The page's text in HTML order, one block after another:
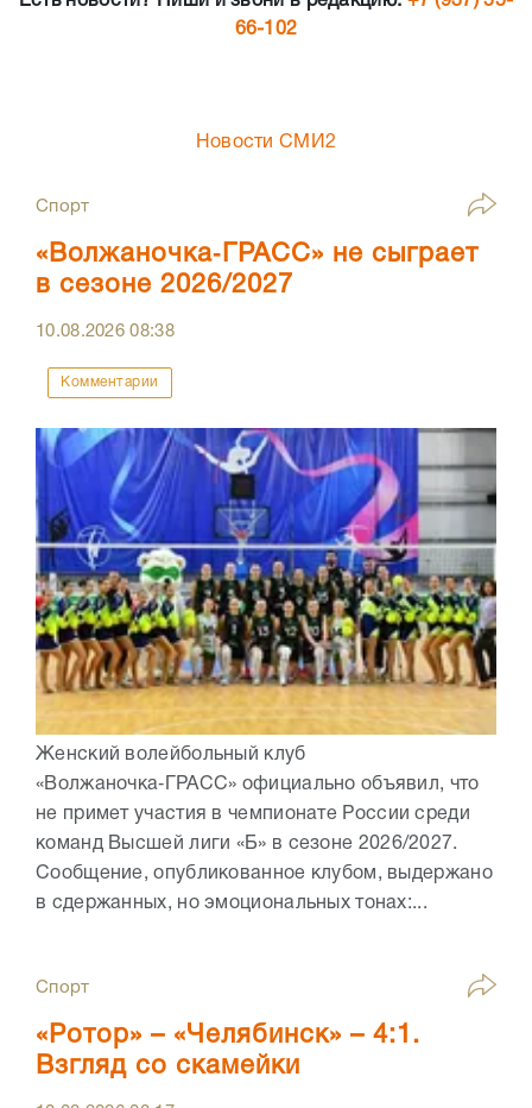
66-102
Новости СМИ2
Спорт
«Волжаночка‑ГРАСС» не сыграет
в сезоне 2026/2027
10.08.202608:38
Комментарии
Женский волейбольный клуб
«Волжаночка‑ГРАСС» официально объявил, что
не примет участия в чемпионате России среди
команд Высшей лиги «Б» в сезоне 2026/2027.
Сообщение, опубликованное клубом, выдержано
в сдержанных, но эмоциональных тонах:...
Спорт
«Ротор» – «Челябинск» – 4:1.
Взгляд со скамейки